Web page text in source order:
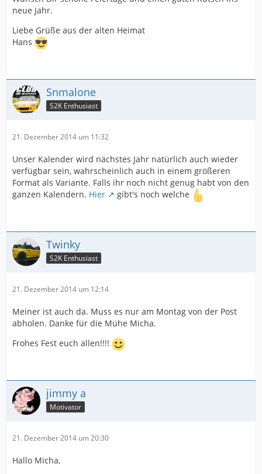
neue Jahr.
Liebe Grüße aus der alten Heimat
Hans
Snmalone
S2K Enthusiast
21. Dezember 2014 um 11:32
Unser Kalender wird nächstes Jahr natürlich auch wieder
verfügbar sein, wahrscheinlich auch in einem größeren
Format als Variante. Falls ihr noch nicht genug habt von den
ganzen Kalendern. Hier gibt's noch welche
Twinky
S2K Enthusiast
21. Dezember 2014 um 12:14
Meiner ist auch da. Muss es nur am Montag von der Post
abholen. Danke für die Mühe Micha.
Frohes Fest euch allen!!!!
jimmy a
Motivator
21. Dezember 2014 um 20:30
Hallo Micha,